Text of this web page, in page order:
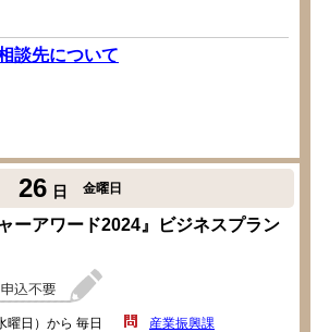
談先について
26 日 金曜日
ーアワード2024』ビジネスプラン
曜日）から 毎日 産業振興課